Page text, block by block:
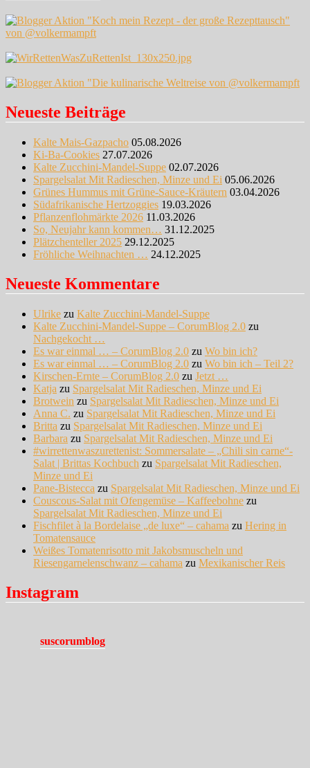
Neueste Beiträge
Kalte Mais-Gazpacho 05.08.2026
Ki-Ba-Cookies 27.07.2026
Kalte Zucchini-Mandel-Suppe 02.07.2026
Spargelsalat Mit Radieschen, Minze und Ei 05.06.2026
Grünes Hummus mit Grüne-Sauce-Kräutern 03.04.2026
Südafrikanische Hertzoggies 19.03.2026
Pflanzenflohmärkte 2026 11.03.2026
So, Neujahr kann kommen… 31.12.2025
Plätzchenteller 2025 29.12.2025
Fröhliche Weihnachten … 24.12.2025
Neueste Kommentare
Ulrike zu Kalte Zucchini-Mandel-Suppe
Kalte Zucchini-Mandel-Suppe – CorumBlog 2.0 zu
Nachgekocht …
Es war einmal … – CorumBlog 2.0 zu Wo bin ich?
Es war einmal … – CorumBlog 2.0 zu Wo bin ich – Teil 2?
Kirschen-Ernte – CorumBlog 2.0 zu Jetzt …
Katja zu Spargelsalat Mit Radieschen, Minze und Ei
Brotwein zu Spargelsalat Mit Radieschen, Minze und Ei
Anna C. zu Spargelsalat Mit Radieschen, Minze und Ei
Britta zu Spargelsalat Mit Radieschen, Minze und Ei
Barbara zu Spargelsalat Mit Radieschen, Minze und Ei
#wirrettenwaszurettenist: Sommersalate – „Chili sin carne“-
Salat | Brittas Kochbuch zu Spargelsalat Mit Radieschen,
Minze und Ei
Pane-Bistecca zu Spargelsalat Mit Radieschen, Minze und Ei
Couscous-Salat mit Ofengemüse – Kaffeebohne zu
Spargelsalat Mit Radieschen, Minze und Ei
Fischfilet à la Bordelaise „de luxe“ – cahama zu Hering in
Tomatensauce
Weißes Tomatenrisotto mit Jakobsmuscheln und
Riesengarnelenschwanz – cahama zu Mexikanischer Reis
Instagram
suscorumblog